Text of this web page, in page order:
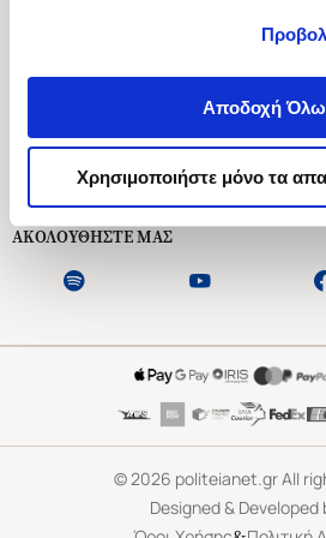
Αποδοχή
Χρησιμοποιήστε μόνο τα
Ασκληπιού 1-3,
Δευτέρα - Παρασκευή
Εξυπηρέτηση Πελατών
ΑΚΟΛΟΥΘΗΣΤΕ ΜΑΣ
©2026 politeianet.gr All
Designed & Developed